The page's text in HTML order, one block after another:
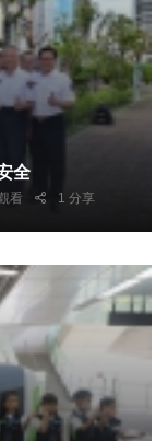
防安全
看 1 分享